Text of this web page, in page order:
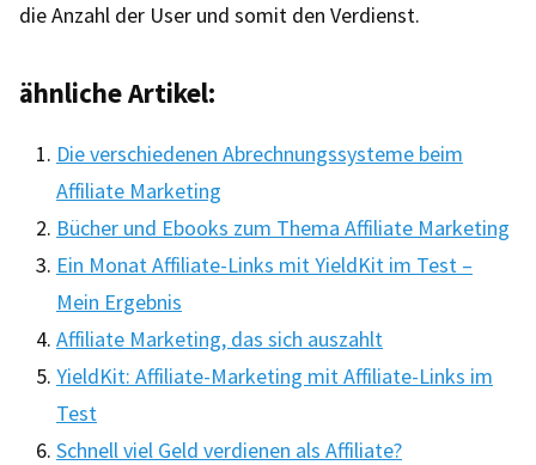
die Anzahl der User und somit den Verdienst.
ähnliche Artikel:
Die verschiedenen Abrechnungssysteme beim
Affiliate Marketing
Bücher und Ebooks zum Thema Affiliate Marketing
Ein Monat Affiliate-Links mit YieldKit im Test –
Mein Ergebnis
Affiliate Marketing, das sich auszahlt
YieldKit: Affiliate-Marketing mit Affiliate-Links im
Test
Schnell viel Geld verdienen als Affiliate?